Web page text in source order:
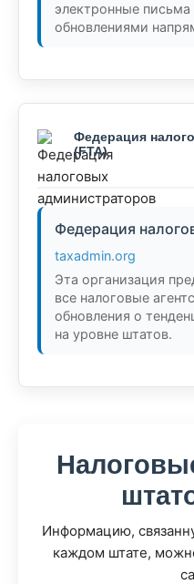
электронные
обновлениями
Федерация
(FTA)
Федерация
taxadmin.org
Эта организация
все налоговые
обновления о
на уровне штатов.
Информацию,
каждом штате,